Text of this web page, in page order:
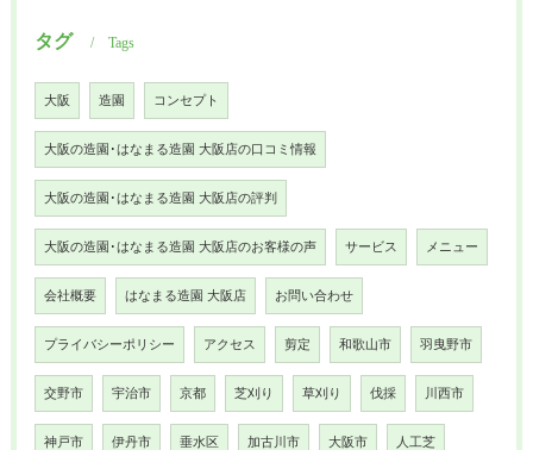
タグ Tags
大阪 造園 コンセプト
大阪の造園･はなまる造園 大阪店の口コミ情報
大阪の造園･はなまる造園 大阪店の評判
大阪の造園･はなまる造園 大阪店のお客様の声 サービス メニュー
会社概要 はなまる造園 大阪店 お問い合わせ
プライバシーポリシー アクセス 剪定 和歌山市 羽曳野市
交野市 宇治市 京都 芝刈り 草刈り 伐採 川西市
神戸市 伊丹市 垂水区 加古川市 大阪市 人工芝